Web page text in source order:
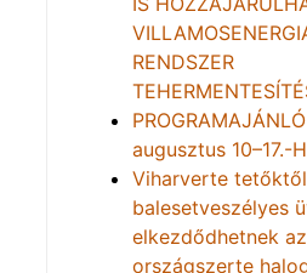
RENDSZER
augusztus 10–17.-
Viharverte
balesetveszélyes
elkezdődhetnek az
országszerte